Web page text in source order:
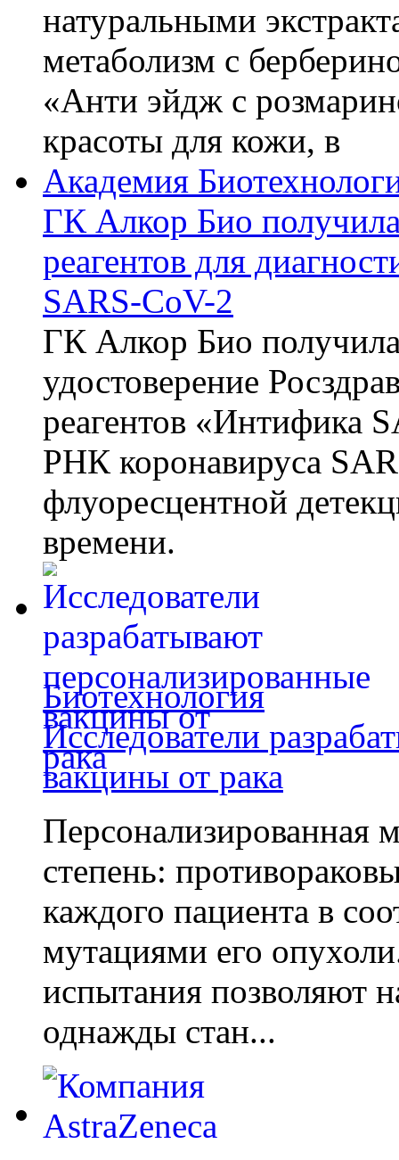
натуральными
метаболизм с
«Анти эйдж с
красоты для кожи, в
Академия
ГК Алкор Био
реагентов для
SARS-CoV-2
ГК Алкор Био
удостоверение
реагентов «Интифика
РНК коронавируса
флуоресцентной
времени.
Биотехнология
Исследователи
вакцины от рака
Персонализированная
степень:
каждого пациента в
мутациями его
испытания позволяют
однажды стан...